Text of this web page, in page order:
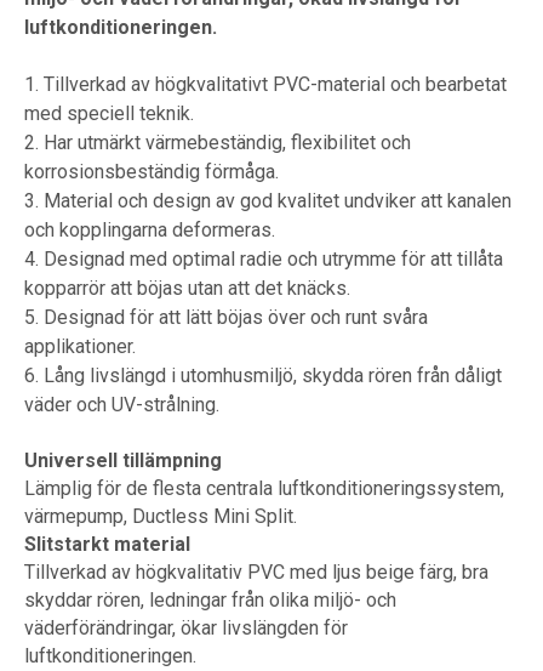
luftkonditioneringen.
1. Tillverkad av högkvalitativt PVC-material och bearbetat
med speciell teknik.
2. Har utmärkt värmebeständig, flexibilitet och
korrosionsbeständig förmåga.
3. Material och design av god kvalitet undviker att kanalen
och kopplingarna deformeras.
4. Designad med optimal radie och utrymme för att tillåta
kopparrör att böjas utan att det knäcks.
5. Designad för att lätt böjas över och runt svåra
applikationer.
6. Lång livslängd i utomhusmiljö, skydda rören från dåligt
väder och UV-strålning.
Universell tillämpning
Lämplig för de flesta centrala luftkonditioneringssystem,
värmepump, Ductless Mini Split.
Slitstarkt material
Tillverkad av högkvalitativ PVC med ljus beige färg, bra
skyddar rören, ledningar från olika miljö- och
väderförändringar, ökar livslängden för
luftkonditioneringen.